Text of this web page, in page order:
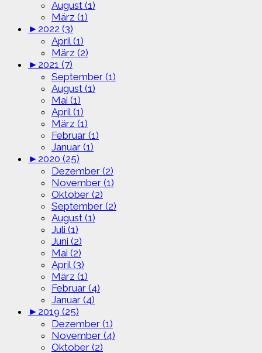
August (1)
März (1)
► 2022 (3)
April (1)
März (2)
► 2021 (7)
September (1)
August (1)
Mai (1)
April (1)
März (1)
Februar (1)
Januar (1)
► 2020 (25)
Dezember (2)
November (1)
Oktober (2)
September (2)
August (1)
Juli (1)
Juni (2)
Mai (2)
April (3)
März (1)
Februar (4)
Januar (4)
► 2019 (25)
Dezember (1)
November (4)
Oktober (2)